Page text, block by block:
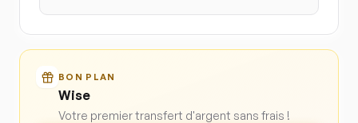
BON PLAN
Wise
Votre premier transfert d'argent sans frais !